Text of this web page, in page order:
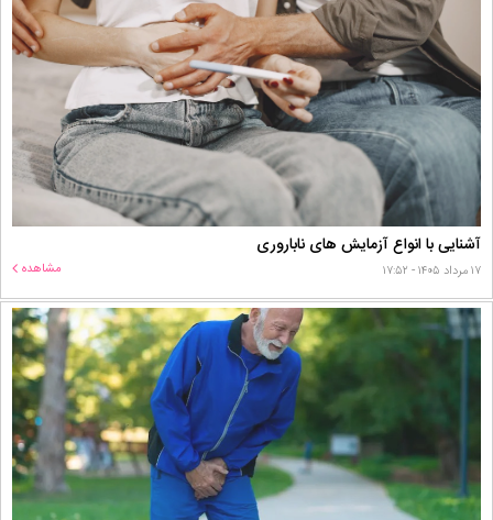
آشنایی با انواع آزمایش های ناباروری
۱۷ مرداد ۱۴۰۵ - ۱۷:۵۲ مشاهده